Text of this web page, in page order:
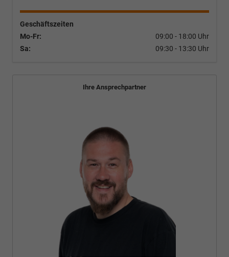
Geschäftszeiten
Mo-Fr:
09:00 - 18:00 Uhr
Sa:
09:30 - 13:30 Uhr
Ihre Ansprechpartner